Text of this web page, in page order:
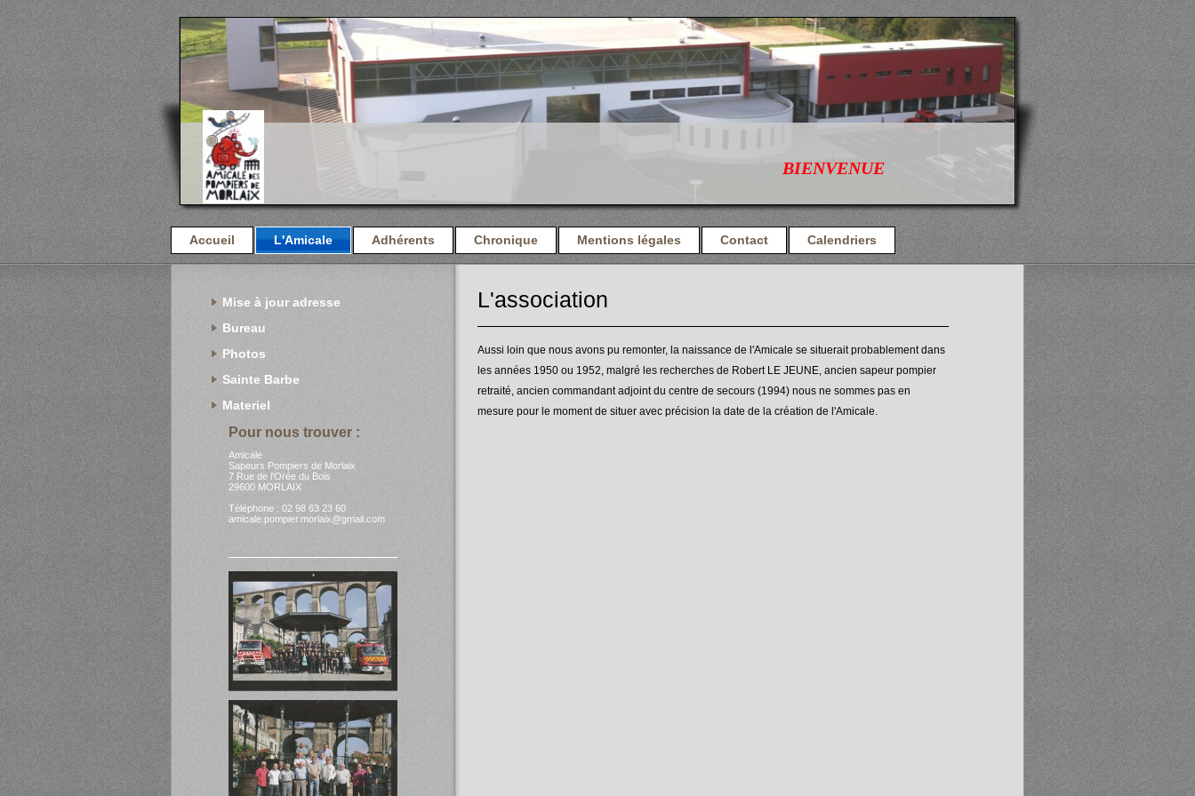
BIENVENUE
Accueil L'Amicale Adhérents Chronique Mentions légales Contact Calendriers
L'association
Aussi loin que nous avons pu remonter, la naissance de l'Amicale se situerait probablement dans
les années 1950 ou 1952, malgré les recherches de Robert LE JEUNE, ancien sapeur pompier
retraité, ancien commandant adjoint du centre de secours (1994) nous ne sommes pas en
mesure pour le moment de situer avec précision la date de la création de l'Amicale.
Mise à jour adresse
Bureau
Photos
Sainte Barbe
Materiel
Pour nous trouver :
Amicale
Sapeurs Pompiers de Morlaix
7 Rue de l'Orée du Bois
29600 MORLAIX
Téléphone : 02 98 63 23 60
amicale.pompier.morlaix@gmail.com